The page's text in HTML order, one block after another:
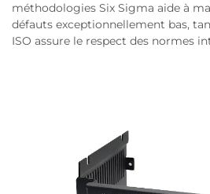
méthodologies Six Sigma aide à
défauts exceptionnellement bas,
ISO assure le respect des normes